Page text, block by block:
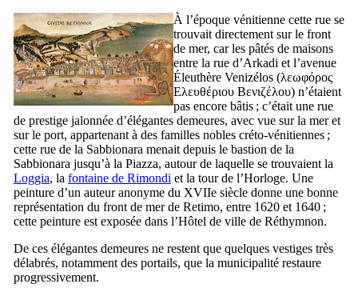
À l’époque vénitienne cette rue se
trouvait directement sur le front
de mer, car les pâtés de maisons
entre la rue d’Arkadi et l’avenue
Éleuthère Venizélos (λεωφόρος
Ελευθέριου Βενιζέλου) n’étaient
pas encore bâtis ; c’était une rue
de prestige jalonnée d’élégantes demeures, avec vue sur la mer et
sur le port, appartenant à des familles nobles créto-vénitiennes ;
cette rue de la Sabbionara menait depuis le bastion de la
Sabbionara jusqu’à la Piazza, autour de laquelle se trouvaient la
Loggia, la fontaine de Rimondi et la tour de l’Horloge. Une
peinture d’un auteur anonyme du XVIIe siècle donne une bonne
représentation du front de mer de Retimo, entre 1620 et 1640 ;
cette peinture est exposée dans l’Hôtel de ville de Réthymnon.
De ces élégantes demeures ne restent que quelques vestiges très
délabrés, notamment des portails, que la municipalité restaure
progressivement.